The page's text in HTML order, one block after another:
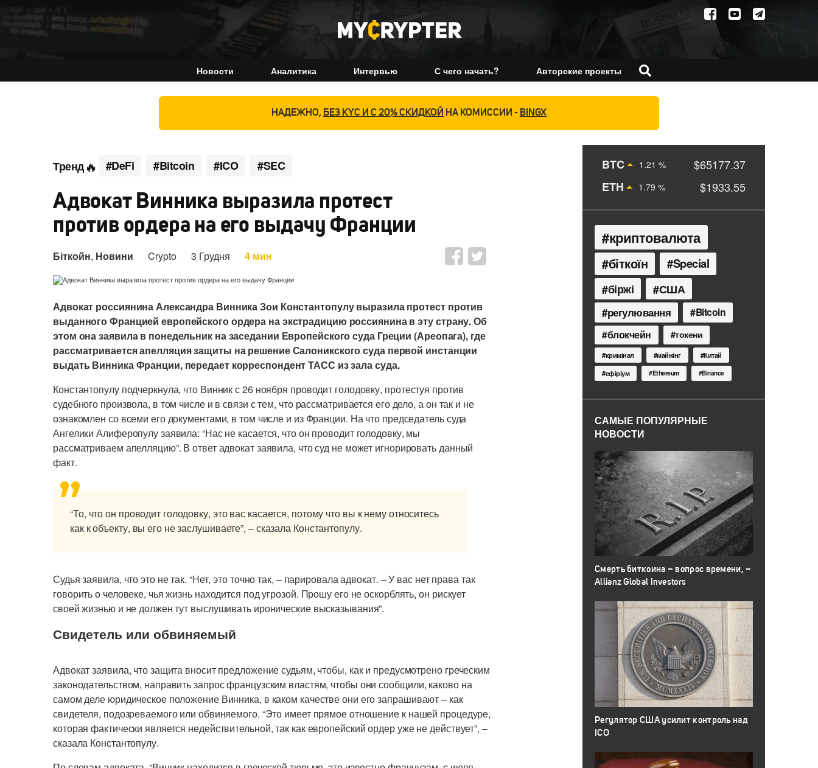
Новости Аналитика Интервью С чего начать? Авторские проекты
НАДЕЖНО, БЕЗ KYC И С 20% СКИДКОЙ НА КОМИССИИ - BINGX
Тренд #DeFi #Bitcoin #ICO #SEC
Адвокат Винника выразила протест
против ордера на его выдачу Франции
Біткойн, Новини Crypto 3 Грудня 4 мин
Адвокат россиянина Александра Винника Зои Константопулу выразила протест против
выданного Францией европейского ордера на экстрадицию россиянина в эту страну. Об
этом она заявила в понедельник на заседании Европейского суда Греции (Ареопага), где
рассматривается апелляция защиты на решение Салоникского суда первой инстанции
выдать Винника Франции, передает корреспондент ТАСС из зала суда.
Константопулу подчеркнула, что Винник с 26 ноября проводит голодовку, протестуя против
судебного произвола, в том числе и в связи с тем, что рассматривается его дело, а он так и не
ознакомлен со всеми его документами, в том числе и из Франции. На что председатель суда
Ангелики Алиферопулу заявила: “Нас не касается, что он проводит голодовку, мы
рассматриваем апелляцию”. В ответ адвокат заявила, что суд не может игнорировать данный
факт.
“То, что он проводит голодовку, это вас касается, потому что вы к нему относитесь
как к объекту, вы его не заслушиваете”, – сказала Константопулу.
Судья заявила, что это не так. “Нет, это точно так, – парировала адвокат. – У вас нет права так
говорить о человеке, чья жизнь находится под угрозой. Прошу его не оскорблять, он рискует
своей жизнью и не должен тут выслушивать иронические высказывания”.
Свидетель или обвиняемый
Адвокат заявила, что защита вносит предложение судьям, чтобы, как и предусмотрено греческим
законодательством, направить запрос французским властям, чтобы они сообщили, каково на
самом деле юридическое положение Винника, в каком качестве они его запрашивают – как
свидетеля, подозреваемого или обвиняемого. “Это имеет прямое отношение к нашей процедуре,
которая фактически является недействительной, так как европейский ордер уже не действует”, –
сказала Константопулу.
BTC 1.21 %
$65177.37
ETH
1.79 % $1933.55
криптовалюта
біткоїн Special
біржі США
регулювання Bitcoin
блокчейн токени
кримінал майнінг
Китай
ефіріум
Ethereum Binance
САМЫЕ ПОПУЛЯРНЫЕ
НОВОСТИ
Смерть биткоина – вопрос времени, –
Allianz Global Investors
Регулятор США усилит контроль над
ICO